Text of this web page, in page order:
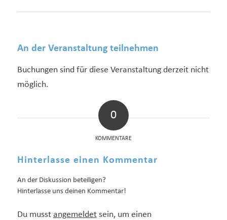
An der Veranstaltung teilnehmen
Buchungen sind für diese Veranstaltung derzeit nicht
möglich.
0
KOMMENTARE
Hinterlasse einen Kommentar
An der Diskussion beteiligen?
Hinterlasse uns deinen Kommentar!
Du musst angemeldetsein, um einen